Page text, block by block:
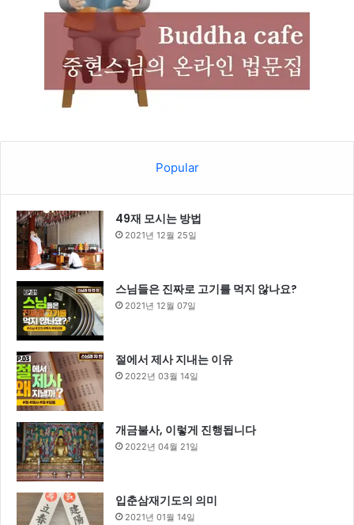
Popular
49재 모시는 방법
2021년 12월 25일
스님들은 진짜로 고기를 먹지 않나요?
2021년 12월 07일
절에서 제사 지내는 이유
2022년 03월 14일
개금불사, 이렇게 진행됩니다
2022년 04월 21일
입춘삼재기도의 의미
2021년 01월 14일